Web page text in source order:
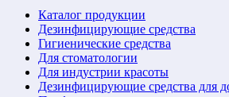
Каталог продукции
Дезинфицирующие средства
Гигиенические средства
Для стоматологии
Для индустрии красоты
Дезинфицирующие средства для